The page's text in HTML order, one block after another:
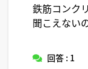
鉄筋コンク
聞こえない
回答 : 1